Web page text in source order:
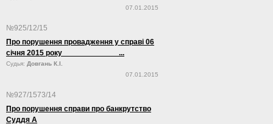
07.01.2015
№925/12/15
Про порушення провадження у справі 06
січня 2015 року ...
Судья: Довгань К.І.
07.01.2015
№927/1573/14
Про порушення справи про банкрутство
Суддя А